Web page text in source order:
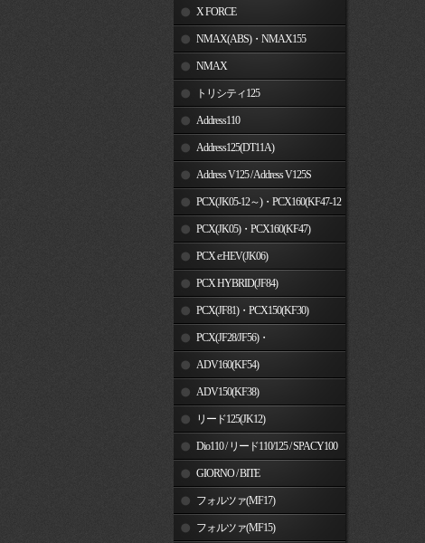
X FORCE
NMAX(ABS)・NMAX155
NMAX
トリシティ125
Address110
Address125(DT11A)
Address V125 / Address V125S
PCX(JK05-12～)・PCX160(KF47-12
～) PCX(JK05)・PCX160(KF47)
PCX e:HEV(JK06)
PCX HYBRID(JF84)
PCX(JF81)・PCX150(KF30)
PCX(JF28/JF56)・
PCX150(KF12/KF18)
ADV160(KF54)
ADV150(KF38)
リード125(JK12)
Dio110 / リード110/125 / SPACY100
GIORNO / BITE
フォルツァ(MF17)
フォルツァ(MF15)